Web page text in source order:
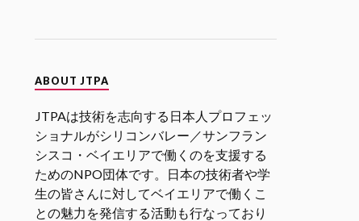
12月9日（月）21:00-22:30（日本時
https://forms.gle/kzrJ5k62eHNSAJM29
（登録された方にZoomリンクをお送り
します）
イベント詳細
https://gakuiryugaku.net/seminar/5444
ABOUT JTPA
JTPAは技術を志向する日本人プロフェッ
ショナルがシリコンバレー／サンフラン
シスコ・ベイエリアで働くのを支援する
ためのNPO団体です。日本の技術者や学
生の皆さんに対してベイエリアで働くこ
との魅力を発信する活動も行なっており